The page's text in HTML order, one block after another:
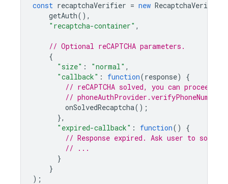
const recaptchaVerifier = new RecaptchaVerifier
getAuth(),
"recaptcha-container" ,
// Optional reCAPTCHA parameters.
{
"size" : "normal" ,
"callback" : function(response)
{
// reCAPTCHA solved, you can proceed
//
onSolvedRecaptcha();
},
"expired-callback" : function()
{
// Response expired. Ask user to solve
// ...
}
}
);